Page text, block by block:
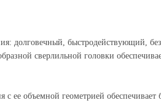
долговечный, быстродействующий,
сверлильной головки
с ее объемной геометрией